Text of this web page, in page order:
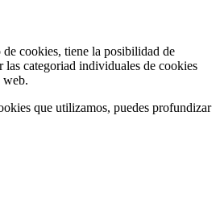
cookies, tiene la posibilidad de
las categoriad individuales de cookies
web.
que utilizamos, puedes profundizar